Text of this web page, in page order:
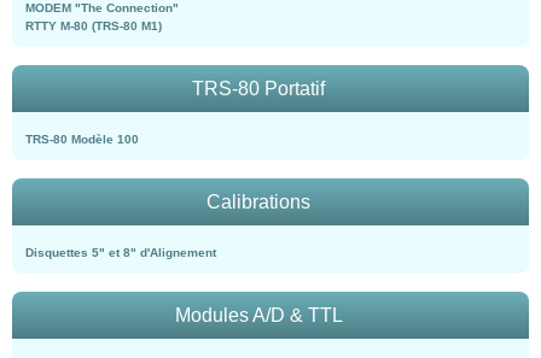
MODEM "The Connection"
RTTY M-80 (TRS-80 M1)
TRS-80 Portatif
TRS-80 Modèle 100
Calibrations
Disquettes 5" et 8" d'Alignement
Modules A/D & TTL